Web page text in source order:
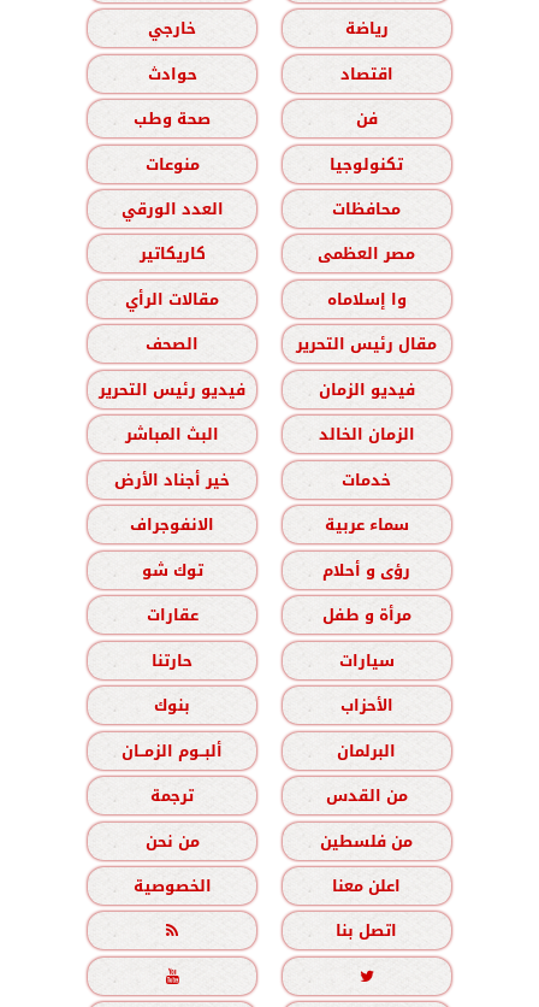
رياضة
خارجي
اقتصاد
حوادث
فن
صحة وطب
تكنولوجيا
منوعات
محافظات
العدد الورقي
مصر العظمى
كاريكاتير
وا إسلاماه
مقالات الرأي
مقال رئيس التحرير
الصحف
فيديو الزمان
فيديو رئيس التحرير
الزمان الخالد
البث المباشر
خدمات
خير أجناد الأرض
سماء عربية
الانفوجراف
رؤى و أحلام
توك شو
مرأة و طفل
عقارات
سيارات
حارتنا
الأحزاب
بنوك
البرلمان
ألبــوم الزمــان
من القدس
ترجمة
من فلسطين
من نحن
اعلن معنا
الخصوصية
اتصل بنا


